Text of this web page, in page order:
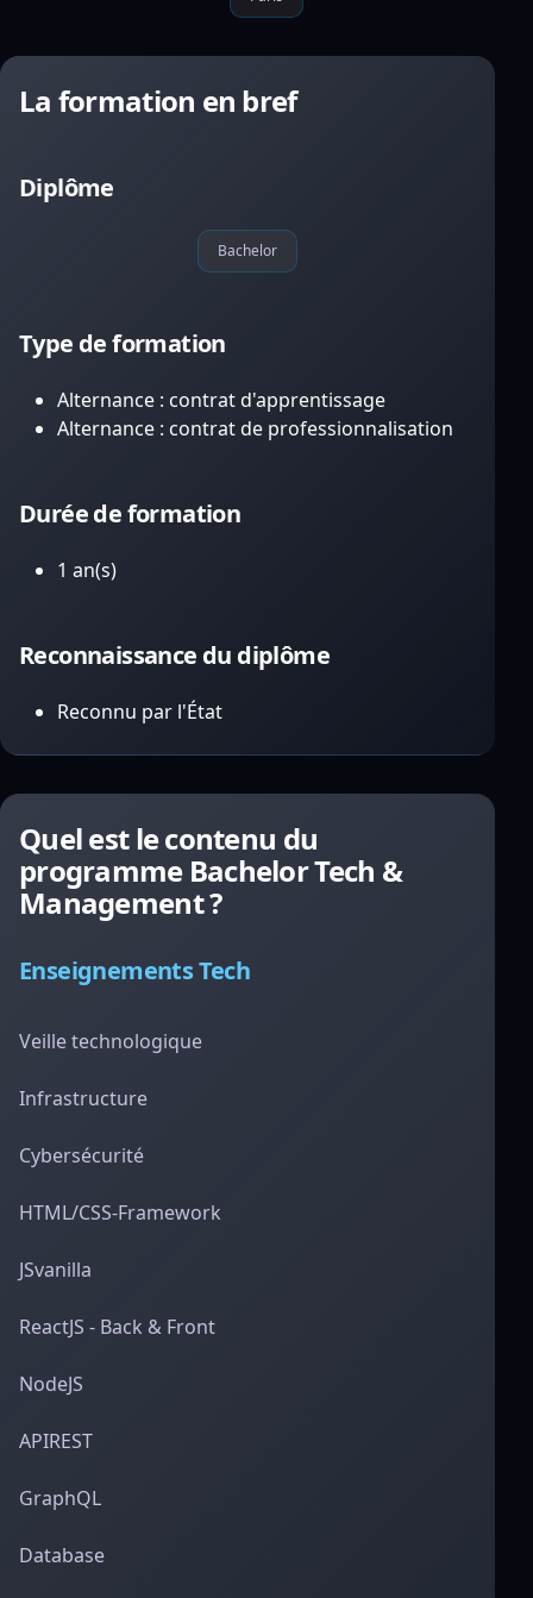
La formation en bref
Diplôme
Bachelor
Type de formation
Alternance : contrat d'apprentissage
Alternance : contrat de professionnalisation
Durée de formation
1 an(s)
Reconnaissance du diplôme
Reconnu par l'État
Quel est le contenu du
programme Bachelor Tech &
Management ?
Enseignements Tech
Veille technologique
Infrastructure
Cybersécurité
HTML/CSS-Framework
JSvanilla
ReactJS - Back & Front
NodeJS
APIREST
GraphQL
Database